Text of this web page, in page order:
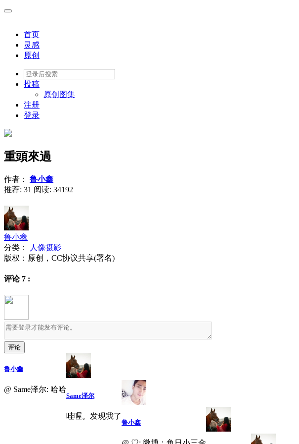
首页
灵感
原创
投稿
原创图集
注册
登录
重頭來過
作者： 鲁小鑫
推荐: 31 阅读: 34192
鲁小鑫
分类：
人像摄影
版权：原创，CC协议共享(署名)
评论 7 :
鲁小鑫
@ Same泽尔: 哈哈
Same泽尔
哇喔。发现我了
鲁小鑫